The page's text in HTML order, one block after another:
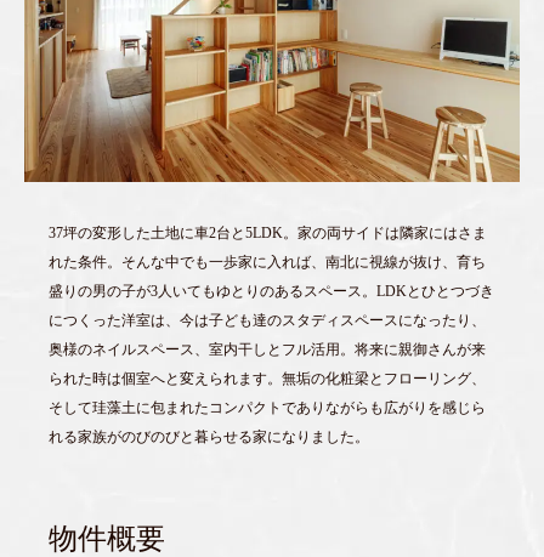
37坪の変形した土地に車2台と5LDK。家の両サイドは隣家にはさま
れた条件。そんな中でも一歩家に入れば、南北に視線が抜け、育ち
盛りの男の子が3人いてもゆとりのあるスペース。LDKとひとつづき
につくった洋室は、今は子ども達のスタディスペースになったり、
奥様のネイルスペース、室内干しとフル活用。将来に親御さんが来
られた時は個室へと変えられます。無垢の化粧梁とフローリング、
そして珪藻土に包まれたコンパクトでありながらも広がりを感じら
れる家族がのびのびと暮らせる家になりました。
物件概要